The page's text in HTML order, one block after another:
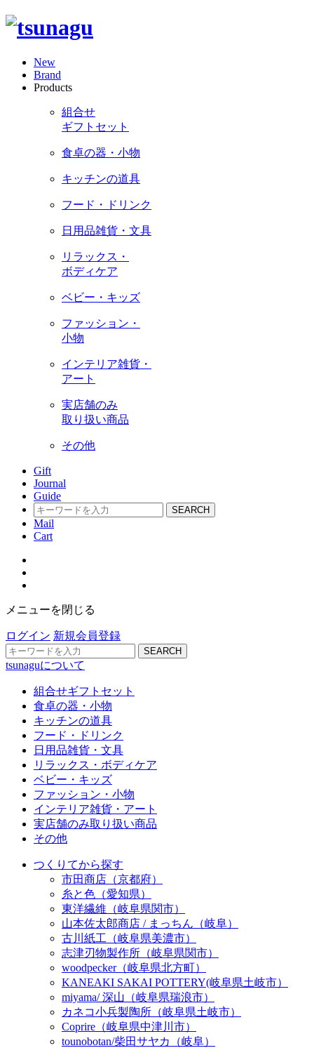
New
Brand
Products
組合せ
ギフトセット
食卓の器・小物
キッチンの道具
フード・ドリンク
日用品雑貨・文具
リラックス・
ボディケア
ベビー・キッズ
ファッション・
小物
インテリア雑貨・
アート
実店舗のみ
取り扱い商品
その他
Gift
Journal
Guide
SEARCH
Mail
Cart
メニューを閉じる
ログイン 新規会員登録
SEARCH
tsunaguについて
組合せギフトセット
食卓の器・小物
キッチンの道具
フード・ドリンク
日用品雑貨・文具
リラックス・ボディケア
ベビー・キッズ
ファッション・小物
インテリア雑貨・アート
実店舗のみ取り扱い商品
その他
つくりてから探す
市田商店（京都府）
糸と色（愛知県）
東洋繊維（岐阜県関市）
山本佐太郎商店 / まっちん（岐阜）
古川紙工（岐阜県美濃市）
志津刃物製作所（岐阜県関市）
woodpecker（岐阜県北方町）
KANEAKI SAKAI POTTERY(岐阜県土岐市）
miyama/ 深山（岐阜県瑞浪市）
カネコ小兵製陶所（岐阜県土岐市）
Coprire（岐阜県中津川市）
tounobotan/柴田サヤカ（岐阜）